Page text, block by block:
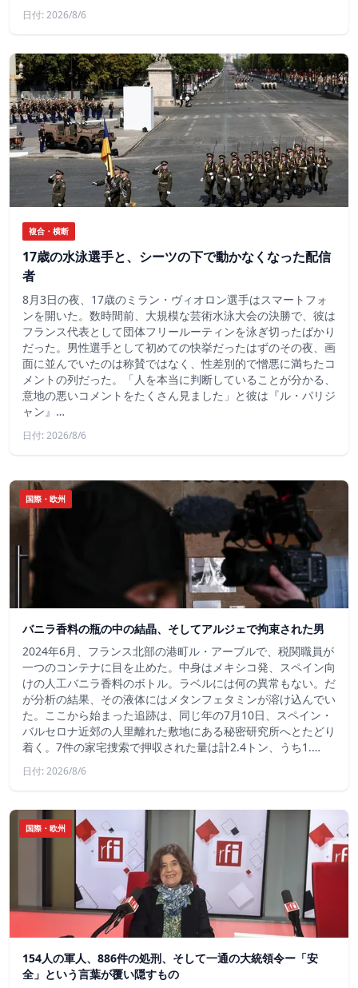
日付: 2026/8/6
複合・横断
17歳の水泳選手と、シーツの下で動かなくなった配信
者
8月3日の夜、17歳のミラン・ヴィオロン選手はスマートフォ
ンを開いた。数時間前、大規模な芸術水泳大会の決勝で、彼は
フランス代表として団体フリールーティンを泳ぎ切ったばかり
だった。男性選手として初めての快挙だったはずのその夜、画
面に並んでいたのは称賛ではなく、性差別的で憎悪に満ちたコ
メントの列だった。「人を本当に判断していることが分かる、
意地の悪いコメントをたくさん見ました」と彼は『ル・パリジ
ャン』…
日付: 2026/8/6
国際・欧州
バニラ香料の瓶の中の結晶、そしてアルジェで拘束された男
2024年6月、フランス北部の港町ル・アーブルで、税関職員が
一つのコンテナに目を止めた。中身はメキシコ発、スペイン向
けの人工バニラ香料のボトル。ラベルには何の異常もない。だ
が分析の結果、その液体にはメタンフェタミンが溶け込んでい
た。ここから始まった追跡は、同じ年の7月10日、スペイン・
バルセロナ近郊の人里離れた敷地にある秘密研究所へとたどり
着く。7件の家宅捜索で押収された量は計2.4トン、うち1.…
日付: 2026/8/6
国際・欧州
154人の軍人、886件の処刑、そして一通の大統領令ー「安
全」という言葉が覆い隠すもの